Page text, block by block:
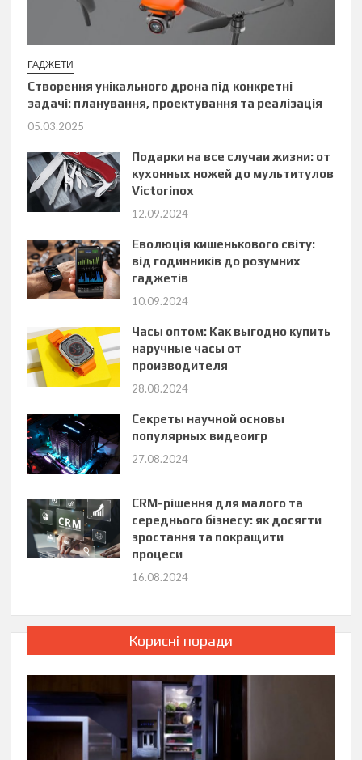
ГАДЖЕТИ
Створення унікального дрона під конкретні
задачі: планування, проектування та реалізація
05.03.2025
Подарки на все случаи жизни: от
кухонных ножей до мультитулов
Victorinox
12.09.2024
Еволюція кишенькового світу:
від годинників до розумних
гаджетів
10.09.2024
Часы оптом: Как выгодно купить
наручные часы от
производителя
28.08.2024
Секреты научной основы
популярных видеоигр
27.08.2024
CRM-рішення для малого та
середнього бізнесу: як досягти
зростання та покращити
процеси
16.08.2024
Корисні поради